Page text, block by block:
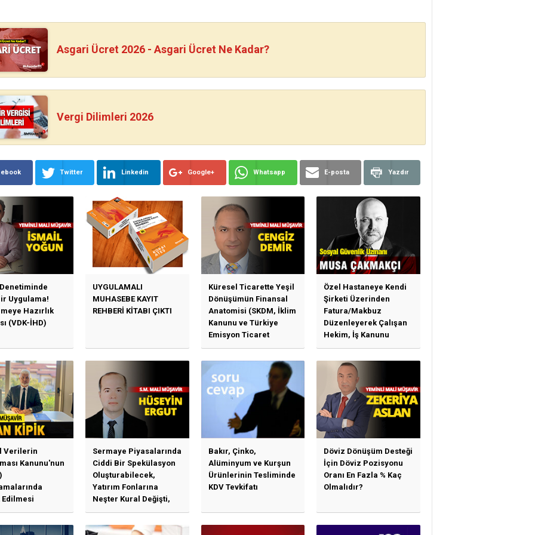
Asgari Ücret 2026 - Asgari Ücret Ne Kadar?
Vergi Dilimleri 2026
Twitter Linkedin Google+ Whatsapp E-posta Yazdır
Uygulama!
Hazırlık
(VDK-İHD)
UYGULAMALI
MUHASEBE KAYIT
REHBERİ KİTABI ÇIKTI
Küresel Ticarette Yeşil
Dönüşümün Finansal
Anatomisi (SKDM, İklim
Kanunu ve Türkiye
Emisyon Ticaret
Sistemi (TR-ETS)
Özel Hastaneye Kendi
Şirketi Üzerinden
Fatura/Makbuz
Düzenleyerek Çalışan
Hekim, İş Kanunu
Hükümlerinden
Verilerin
Kanunu'nun
Edilmesi
Özet Başlıklar
Sermaye Piyasalarında
Ciddi Bir Spekülasyon
Oluşturabilecek,
Yatırım Fonlarına
Neşter Kural Değişti,
SPK’dan Kritik Hamle
Haberlerine Sermaye
Bakır, Çinko,
Alüminyum ve Kurşun
Ürünlerinin Tesliminde
KDV Tevkifatı
Döviz Dönüşüm Desteği
İçin Döviz Pozisyonu
Oranı En Fazla % Kaç
Olmalıdır?